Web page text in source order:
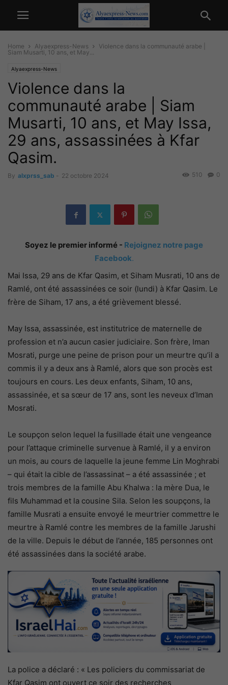
Home Alyaexpress-News
Violence dans la communauté arabe |
Siam Musarti, 10 ans, et May...
Alyaexpress-News
Violence dans la
communauté arabe | Siam
Musarti, 10 ans, et May Issa,
29 ans, assassinées à Kfar
Qasim.
By alxprss_sab - 22 octobre 2024 0
510
Soyez le premier informé - Rejoignez notre page
Facebook.
Mai Issa, 29 ans de Kfar Qasim, et Siham Musrati, 10 ans de
Ramlé, ont été assassinées ce soir (lundi) à Kfar Qasim. Le
frère de Siham, 17 ans, a été grièvement blessé.
May Issa, assassinée, est institutrice de maternelle de
profession et n’a aucun casier judiciaire. Son frère, Iman
Mosrati, purge une peine de prison pour un meurtre qu’il a
commis il y a deux ans à Ramlé, alors que son procès est
toujours en cours. Les deux enfants, Siham, 10 ans,
assassinée, et sa sœur de 17 ans, sont les neveux d’Iman
Mosrati.
Le soupçon selon lequel la fusillade était une vengeance
pour l’attaque criminelle survenue à Ramlé, il y a environ
un mois, au cours de laquelle la jeune femme Lin Moghrabi
– qui était la cible de l’assassinat – a été assassinée ; et
trois membres de la famille Abu Khalwa : la mère Dua, le
fils Muhammad et la cousine Sila. Selon les soupçons, la
famille Musrati a ensuite envoyé le meurtrier commettre le
meurtre à Ramlé contre les membres de la famille Jarushi
de la ville. Depuis le début de l’année, 185 personnes ont
été assassinées dans la société arabe.
La police a déclaré : « Les policiers du commissariat de
Kfar Qasim ont ouvert ce soir des recherches